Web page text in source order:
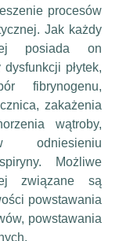
procesów
Jak każdy
posiada on
płytek,
fibrynogenu,
zakażenia
wątroby,
odniesieniu
Możliwe
związane są
powstawania
powstawania